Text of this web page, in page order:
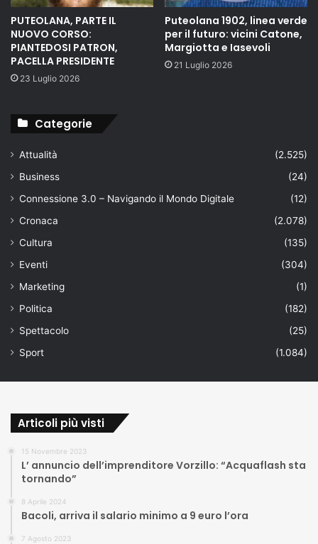
PUTEOLANA, PARTE IL
NUOVO CORSO:
PIANTEDOSI PATRON,
PACELLA PRESIDENTE
23 Luglio 2026
Puteolana 1902, linea verde
per il futuro: vicini Catone,
Margiotta e Iasevoli
21 Luglio 2026
Categorie
Attualità
(2.525)
Business
(24)
Connessione 3.0 – Navigando il Mondo Digitale
(12)
Cronaca
(2.078)
Cultura
(135)
Eventi
(304)
Marketing
(1)
Politica
(182)
Spettacolo
(25)
Sport
(1.084)
Articoli più visti
15 Novembre 2023
L’ annuncio dell’imprenditore Vorzillo: “Acquaflash sta
tornando”
8 Aprile 2024
Bacoli, arriva il salario minimo a 9 euro l’ora
7 Agosto 2023